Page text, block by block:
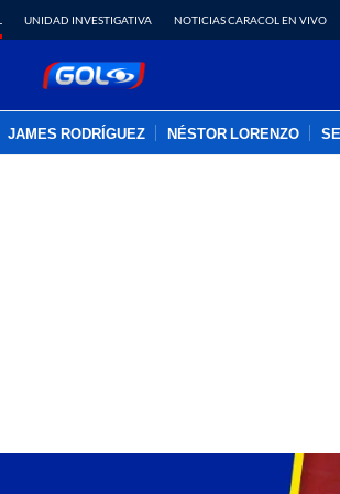
UNIDAD INVESTIGATIVA NOTICIAS CARACOL EN VIVO
JAMES RODRÍGUEZ NÉSTOR LORENZO